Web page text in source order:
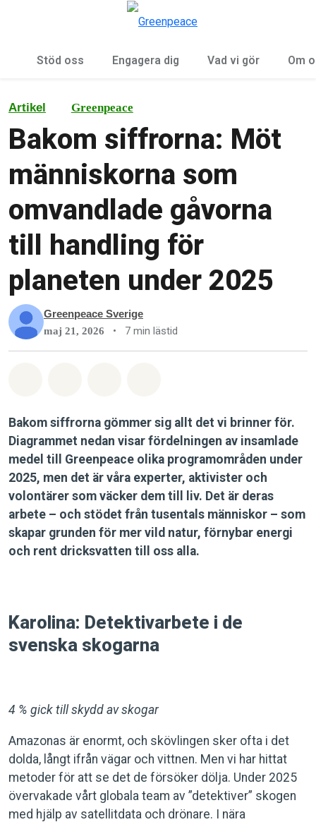
Stöd oss Engagera dig Vad vi gör Om
Artikel Greenpeace
Bakom siffrorna: Möt
människorna som
omvandlade gåvorna
till handling för
planeten under 2025
Greenpeace Sverige
maj 21, 2026 • 7 min lästid
Bakom siffrorna gömmer sig allt det vi brinner för.
Diagrammet nedan visar fördelningen av insamlade
medel till Greenpeace olika programområden under
2025, men det är våra experter, aktivister och
volontärer som väcker dem till liv. Det är deras
arbete – och stödet från tusentals människor – som
skapar grunden för mer vild natur, förnybar energi
och rent dricksvatten till oss alla.
Karolina: Detektivarbete i de
svenska skogarna
4 % gick till skydd av skogar
Amazonas är enormt, och skövlingen sker ofta i det
dolda, långt ifrån vägar och vittnen. Men vi har hittat
metoder för att se det de försöker dölja. Under 2025
övervakade vårt globala team av ”detektiver” skogen
med hjälp av satellitdata och drönare. I nära